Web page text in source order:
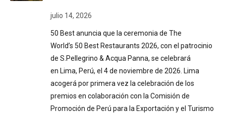
julio 14, 2026
50 Best anuncia que la ceremonia de The
World’s 50 Best Restaurants 2026, con el patrocinio
de S.Pellegrino & Acqua Panna, se celebrará
en Lima, Perú, el 4 de noviembre de 2026. Lima
acogerá por primera vez la celebración de los
premios en colaboración con la Comisión de
Promoción de Perú para la Exportación y el Turismo